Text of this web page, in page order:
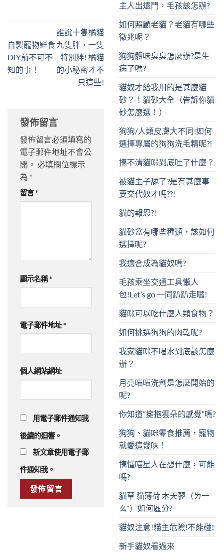
自製寵物鮮食
DIY前不可不
知的事！
誰說十隻橘貓
九隻胖，一隻
特別胖! 橘貓
的小秘密才不
只這些!
發佈留言
發佈留言必須填寫的
電子郵件地址不會公
開。 必填欄位標示
為 *
留言*
顯示名稱*
電子郵件地址*
個人網站網址
用電子郵件通知我
後續的迴響。
新文章使用電子郵
件通知我。
主人出遠門，毛孩該怎辦?
如何照顧老貓？老貓有哪些
徵兆呢？
狗狗體味臭臭怎麼辦?是生
病了嗎?
貓奴才給我用的是甚麼貓
砂？！貓砂大全（告訴你貓
砂怎麼選！）
狗狗/人類皮膚大不同!如何
選擇專屬的狗狗洗毛精呢?!
搞不清貓咪到底吐了什麼？
被貓主子舔了?是有甚麼事
要交代奴才嗎??!
貓的報恩?!
貓砂盆有哪些種類，該如何
選擇呢?
我適合成為貓奴嗎?
毛孩乘坐交通工具懶人
包!Let’s go 一同趴趴走囉!
貓咪可以吃什麼人類食物？
如何挑選狗狗的肉乾呢?
我家貓咪不喝水到底該怎麼
辦？
月亮喵喵洗劑是怎麼開始的
呢?
你知道”擁抱雲朵的感覺”嗎?
狗狗、貓咪零食推薦，寵物
就愛這幾味！
搞懂喵星人在想什麼，可能
嗎?
貓草 貓薄荷 木天蓼（ㄌ一
ㄠˇ）如何區分?
貓奴注意!貓主危險!不能碰!
新手貓奴看過來